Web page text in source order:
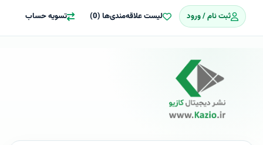
ثبت نام / ورود لیست علاقه‌مندی‌ها (0) تسویه حساب